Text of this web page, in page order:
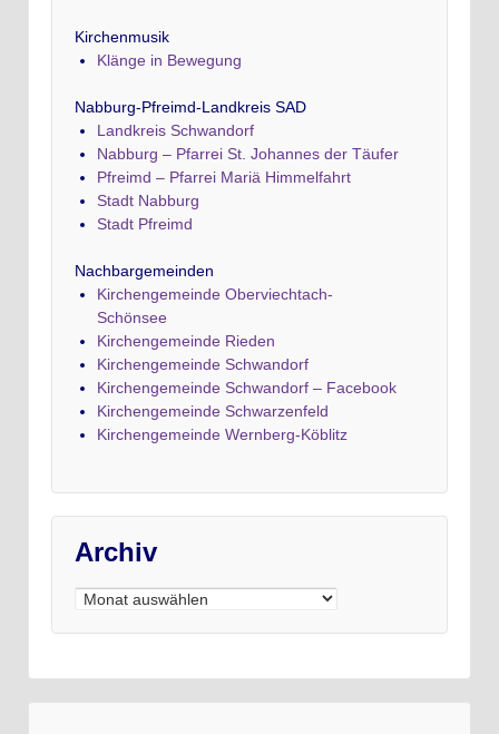
Kirchenmusik
Klänge in Bewegung
Nabburg-Pfreimd-Landkreis SAD
Landkreis Schwandorf
Nabburg – Pfarrei St. Johannes der Täufer
Pfreimd – Pfarrei Mariä Himmelfahrt
Stadt Nabburg
Stadt Pfreimd
Nachbargemeinden
Kirchengemeinde Oberviechtach-
Schönsee
Kirchengemeinde Rieden
Kirchengemeinde Schwandorf
Kirchengemeinde Schwandorf – Facebook
Kirchengemeinde Schwarzenfeld
Kirchengemeinde Wernberg-Köblitz
Archiv
Archiv